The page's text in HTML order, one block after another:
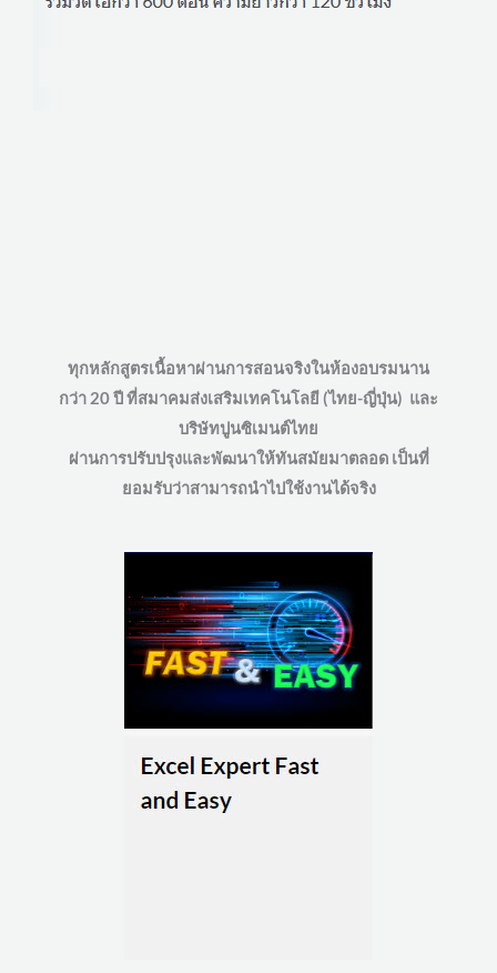
ทุกหลักสูตรเนื้อหาผ่านการสอนจริงในห้องอบรมนาน
กว่า 20 ปี ที่สมาคมส่งเสริมเทคโนโลยี (ไทย-ญี่ปุ่น) และ
บริษัทปูนซิเมนต์ไทย
ผ่านการปรับปรุงและพัฒนาให้ทันสมัยมาตลอด เป็นที่
ยอมรับว่าสามารถนำไปใช้งานได้จริง